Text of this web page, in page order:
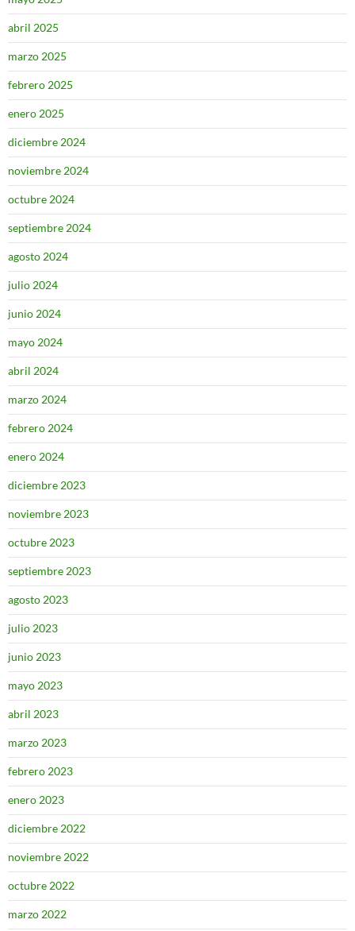
abril 2025
marzo 2025
febrero 2025
enero 2025
diciembre 2024
noviembre 2024
octubre 2024
septiembre 2024
agosto 2024
julio 2024
junio 2024
mayo 2024
abril 2024
marzo 2024
febrero 2024
enero 2024
diciembre 2023
noviembre 2023
octubre 2023
septiembre 2023
agosto 2023
julio 2023
junio 2023
mayo 2023
abril 2023
marzo 2023
febrero 2023
enero 2023
diciembre 2022
noviembre 2022
octubre 2022
marzo 2022